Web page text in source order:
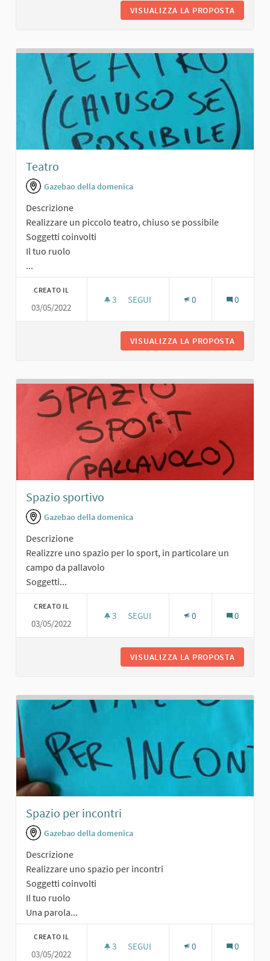
VISUALIZZA LA PROPOSTA
Teatro
Gazebao della domenica
Descrizione
Realizzare un piccolo teatro, chiuso se possibile
Soggetti coinvolti
Il tuo ruolo
...
CREATO IL
03/05/2022
3 3 SOSTENITORI
SEGUI 0 0
VISUALIZZA LA PROPOSTA
Spazio sportivo
Gazebao della domenica
Descrizione
Realizzre uno spazio per lo sport, in particolare un
campo da pallavolo
Soggetti...
CREATO IL
03/05/2022
3 3 SOSTENITORI
SEGUI 0 0
VISUALIZZA LA PROPOSTA
Spazio per incontri
Gazebao della domenica
Descrizione
Realizzare uno spazio per incontri
Soggetti coinvolti
Il tuo ruolo
Una parola...
CREATO IL
03/05/2022
3 3 SOSTENITORI
SEGUI 0 0